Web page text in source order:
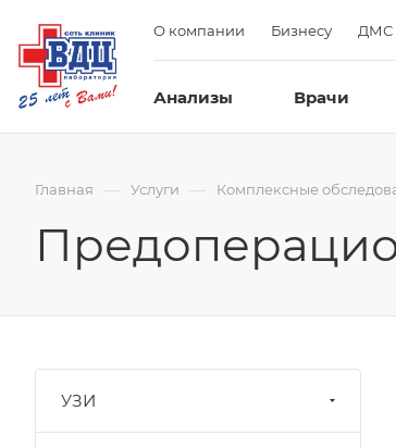
О компании Бизнесу ДМС
Анализы Врачи
Главная — Услуги — Комплексные
УЗИ